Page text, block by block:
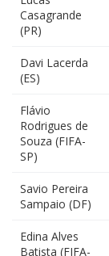
Casagrande
(PR)
Davi Lacerda
(ES)
Flávio
Rodrigues de
Souza (FIFA-
SP)
Savio Pereira
Sampaio (DF)
Edina Alves
Batista (FIFA-